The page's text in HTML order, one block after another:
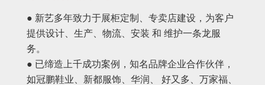
● 新艺多年致力于展柜定制、专卖店建设，为客户
提供设计、生产、物流、安装 和 维护一条龙服
务。
● 已缔造上千成功案例，知名品牌企业合作伙伴，
如冠鹏鞋业、新都服饰、华润、 好又多、万家福、